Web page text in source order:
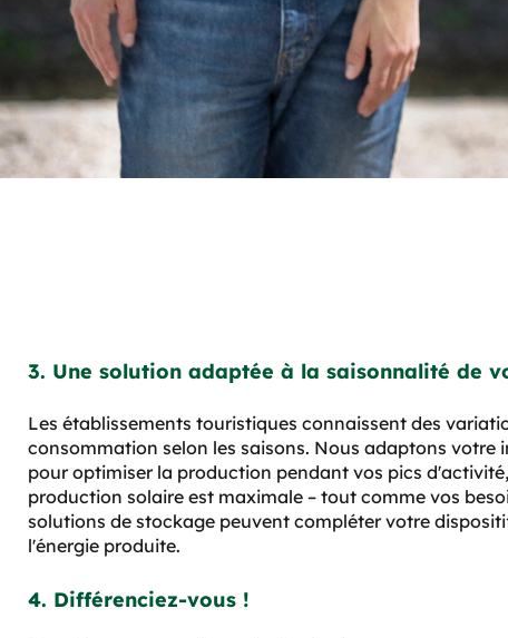
3. Une solution adaptée à la saisonnalité de
Les établissements touristiques connaissent des
consommation selon les saisons. Nous adaptons
pour optimiser la production pendant vos pics
production solaire est maximale – tout comme vos
solutions de stockage peuvent compléter votre
l'énergie produite.
4. Différenciez-vous !